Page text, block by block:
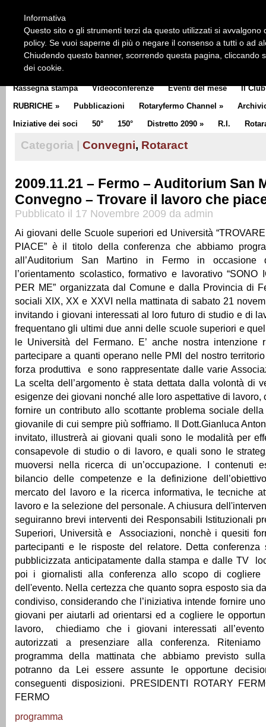
CLUB COMMUNICATOR
Rassegna stampa Videoconferenze Eventi del mese Il Club
RUBRICHE » Pubblicazioni Rotaryfermo Channel »
Iniziative dei soci
50° 150° Distretto 2090 » R.I.
Categoria | Convegni, Rotaract
2009.11.21 – Fermo – Auditorium San
Convegno – Trovare il lavoro che
Pubblicato il 17 Novembre 2009 da admin
Ai giovani delle Scuole superiori ed Università
PIACE” è il titolo della conferenza che abbiamo
all’Auditorium San Martino in Fermo in occasione
l’orientamento scolastico, formativo e lavorativo “SONO
PER ME” organizzata dal Comune e dalla Provincia di
sociali XIX, XX e XXVI nella mattinata di sabato 21
invitando i giovani interessati al loro futuro di studio e di
frequentano gli ultimi due anni delle scuole superiori e
le Università del Fermano. E’ anche nostra intenzione
partecipare a quanti operano nelle PMI del nostro
forza produttiva e sono rappresentate dalle varie
La scelta dell’argomento è stata dettata dalla volontà di
esigenze dei giovani nonché alle loro aspettative di lavoro,
fornire un contributo allo scottante problema sociale della
giovanile di cui sempre più soffriamo. Il Dott.Gianluca
invitato, illustrerà ai giovani quali sono le modalità per
consapevole di studio o di lavoro, e quali sono le
muoversi nella ricerca di un’occupazione. I contenuti
bilancio delle competenze e la definizione
mercato del lavoro e la ricerca informativa, le tecniche
lavoro e la selezione del personale. A chiusura
seguiranno brevi interventi dei Responsabili Istituzionali
Superiori, Università e Associazioni, nonchè i quesiti
partecipanti e le risposte del relatore. Detta
pubblicizzata anticipatamente dalla stampa e dalle TV
poi i giornalisti alla conferenza allo scopo di
dell'evento. Nella certezza che quanto sopra esposto sia
condiviso, considerando che l’iniziativa intende fornire
giovani per aiutarli ad orientarsi ed a cogliere le
lavoro, chiediamo che i giovani interessati
autorizzati a presenziare alla conferenza.
programma della mattinata che abbiamo previsto
potranno da Lei essere assunte le opportune
conseguenti disposizioni. PRESIDENTI ROTARY
FERMO
programma
Informativa
Questo sito o gli strumenti terzi da questo utilizzati si
policy. Se vuoi saperne di più o negare il consenso a tutti o ad
Chiudendo questo banner, scorrendo questa pagina, cliccando
dei cookie.